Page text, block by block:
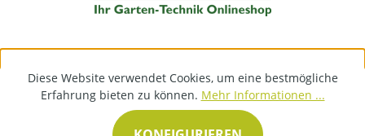
Diese Website verwendet Cookies, um eine bestmögliche
Erfahrung bieten zu können. Mehr Informationen ...